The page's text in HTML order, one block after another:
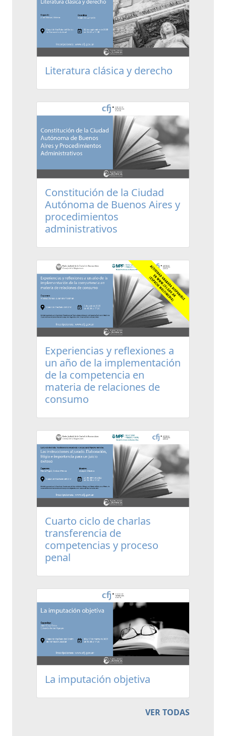
Literatura clásica y derecho
Constitución de la Ciudad
Autónoma de Buenos Aires y
procedimientos
administrativos
Experiencias y reflexiones a
un año de la implementación
de la competencia en
materia de relaciones de
consumo
Cuarto ciclo de charlas
transferencia de
competencias y proceso
penal
La imputación objetiva
VER TODAS